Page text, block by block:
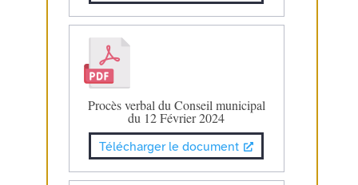
Procès verbal du Conseil municipal
du 12 Février 2024
Télécharger le document